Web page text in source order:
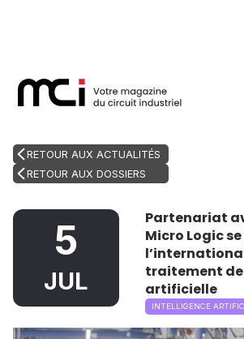
RETOUR AUX ACTUALITÉS
RETOUR AUX DOSSIERS
5
JUL
Partenariat
Micro Logic
traitement
artificielle
INTELLIGENCE